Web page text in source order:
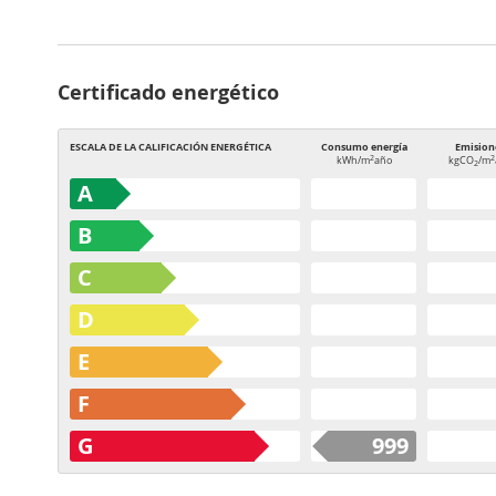
Certificado energético
ESCALA DE LA CALIFICACIÓN ENERGÉTICA Consumo energía
kWh/m2año kgCO2/m2
A
B
C
D
E
F
G
999